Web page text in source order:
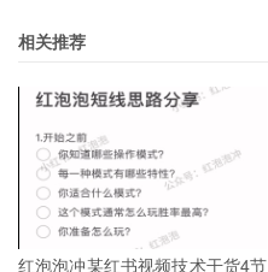
相关推荐
红泡泡冲某红书视频技术干货4节